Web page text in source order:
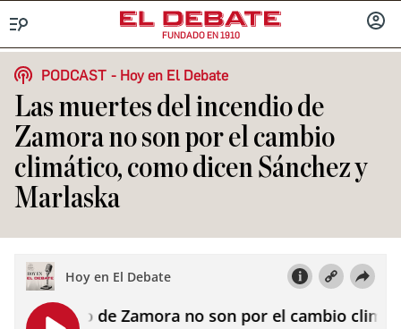
FUNDADO EN 1910
SESIÓN
PODCAST
Hoy en El Debate
Las muertes del incendio de
Zamora no son por el cambio
climático, como dicen Sánchez y
Marlaska